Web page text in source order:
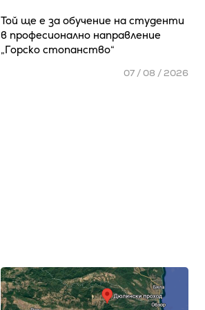
Той ще е за обучение на студенти
в професионално направление
„Горско стопанство“
07 / 08 / 2026